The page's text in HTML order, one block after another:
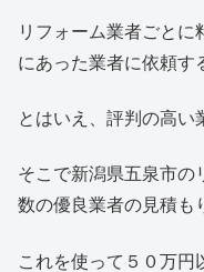
リフォーム業者ごとに
にあった業者に依頼す
とはいえ、評判の高い
そこで新潟県五泉市の
数の優良業者の見積も
これを使って５０万円